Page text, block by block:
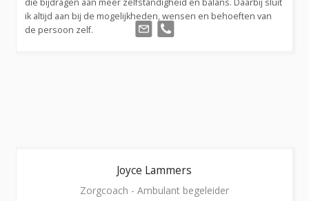
ik altijd aan bij de mogelijkheden, wensen en behoeften van
de persoon zelf.
Joyce Lammers
Zorgcoach - Ambulant begeleider